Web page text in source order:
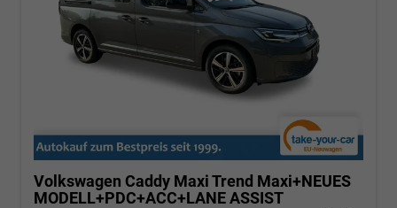
Volkswagen Caddy MaxiTrend Maxi+NEUES
MODELL+PDC+ACC+LANE ASSIST